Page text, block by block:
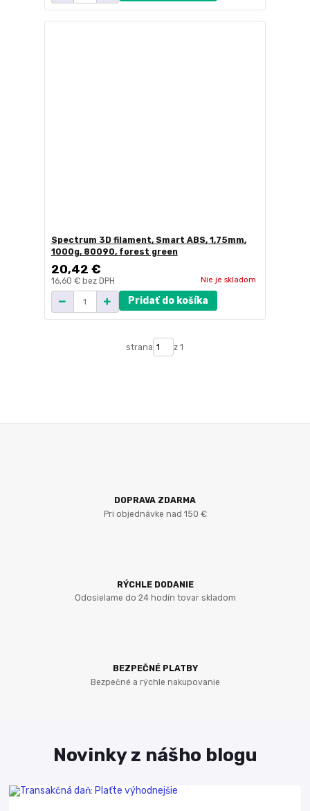
Spectrum 3D filament, Smart ABS, 1,75mm,
1000g, 80090, forest green
20,42 €
16,60 € bez DPH Nie je skladom
Pridať do košíka
strana z 1
DOPRAVA ZDARMA
Pri objednávke nad 150 €
RÝCHLE DODANIE
Odosielame do 24 hodín tovar skladom
BEZPEČNÉ PLATBY
Bezpečné a rýchle nakupovanie
Novinky z nášho blogu